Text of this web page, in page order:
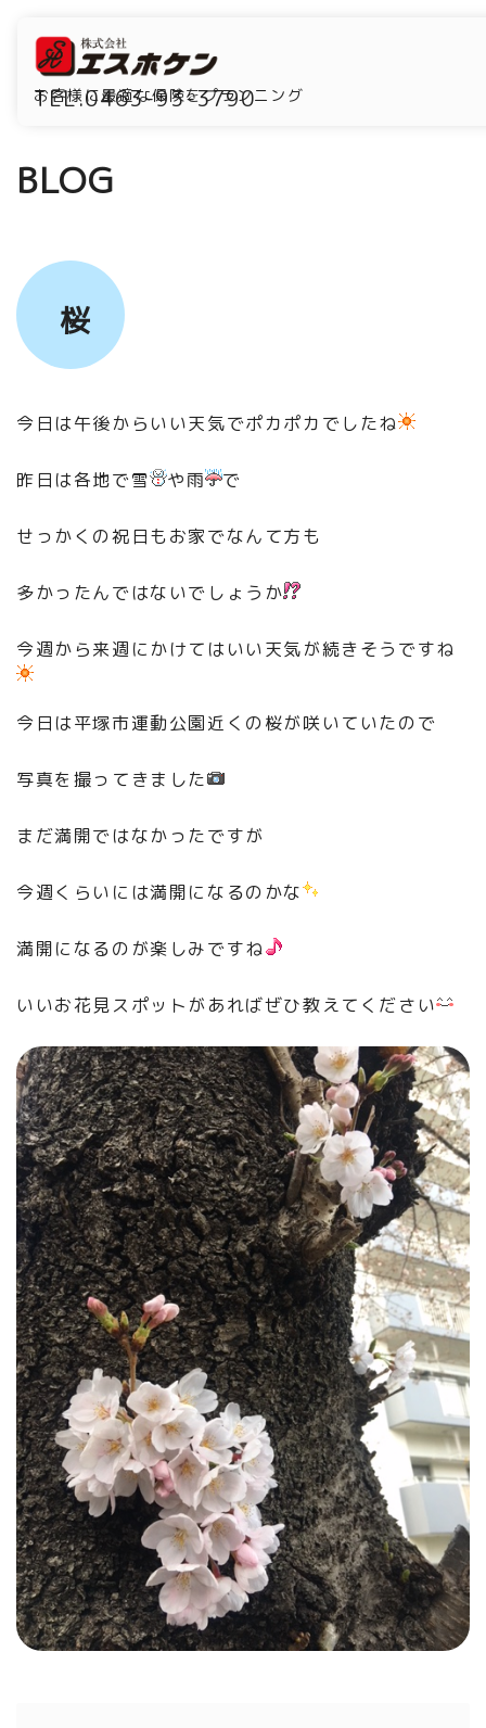
お客様に最適な保険をプランニング
TEL.0463-93-3790
BLOG
桜
今日は午後からいい天気でポカポカでしたね
昨日は各地で雪 や雨 で
せっかくの祝日もお家でなんて方も
多かったんではないでしょうか
今週から来週にかけてはいい天気が続きそうですね
今日は平塚市運動公園近くの桜が咲いていたので
写真を撮ってきました
まだ満開ではなかったですが
今週くらいには満開になるのかな
満開になるのが楽しみですね
いいお花見スポットがあればぜひ教えてください